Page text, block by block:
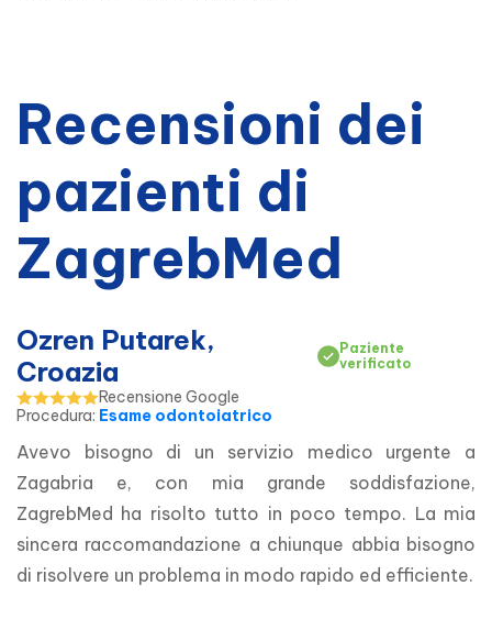
Recensioni dei
pazienti di
ZagrebMed
Ozren Putarek,
Croazia
Paziente
verificato
Recensione Google
Procedura: Esame odontoiatrico
Avevo bisogno di un servizio medico urgente a
Zagabria e, con mia grande soddisfazione,
ZagrebMed ha risolto tutto in poco tempo. La mia
sincera raccomandazione a chiunque abbia bisogno
di risolvere un problema in modo rapido ed efficiente.